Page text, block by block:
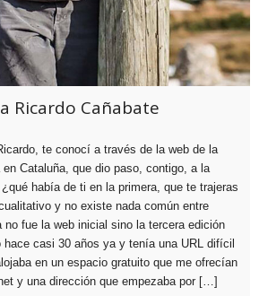
Ricardo Cañabate
te conocí a través de la web de la
Cataluña, que dio paso, contigo, a la
había de ti en la primera, que te trajeras
y no existe nada común entre
no fue la web inicial sino la tercera edición
hace casi 30 años ya y tenía una URL difícil
en un espacio gratuito que me ofrecían
y una dirección que empezaba por […]